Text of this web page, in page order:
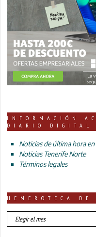
INFORMACIÓN
DIARIO DIGITAL
Noticias de última hora
Noticias Tenerife Norte
Términos legales
HEMEROTECA
HEMEROTECA
DE